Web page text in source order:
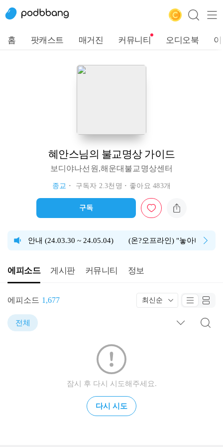
홈 팟캐스트 매거진 커뮤니티 오디오북
혜안스님의 불교명상 가이드
보디야나선원,해운대불교명상센터
종교 구독자 2.3천명 좋아요 483개
구독
개최 안내 (24.03.30 ~ 24.05.04) (온?오프라인) "놓아버리기
에피소드 게시판 커뮤니티 정보
에피소드 1,677 최신순
전체
잠시 후 다시 시도해주세요.
다시 시도